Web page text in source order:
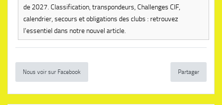
de 2027. Classification, transpondeurs, Challenges CIF,
calendrier, secours et obligations des clubs : retrouvez
l’essentiel dans notre nouvel article.
Nous voir sur Facebook Partager